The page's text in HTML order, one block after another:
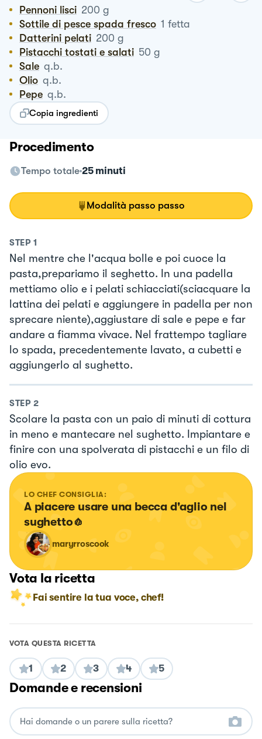
Pennoni lisci 200 g
Sottile di pesce spada fresco 1 fetta
Datterini pelati 200 g
Pistacchi tostati e salati 50 g
Sale q.b.
Olio q.b.
Pepe q.b.
Copia ingredienti
Procedimento
Tempo totale 25 minuti
Modalità passo passo
STEP 1
Nel mentre che l'acqua bolle e poi cuoce la
pasta,prepariamo il seghetto. In una padella
mettiamo olio e i pelati schiacciati(sciacquare la
lattina dei pelati e aggiungere in padella per non
sprecare niente),aggiustare di sale e pepe e far
andare a fiamma vivace. Nel frattempo tagliare
lo spada, precedentemente lavato, a cubetti e
aggiungerlo al sughetto.
STEP 2
Scolare la pasta con un paio di minuti di cottura
in meno e mantecare nel sughetto. Impiantare e
finire con una spolverata di pistacchi e un filo di
olio evo.
LO CHEF CONSIGLIA:
A piacere usare una becca d'aglio nel
sughetto🧄
maryrroscook
Vota la ricetta
Fai sentire la tua voce, chef!
VOTA QUESTA RICETTA
1 2 3 4 5
Domande e recensioni